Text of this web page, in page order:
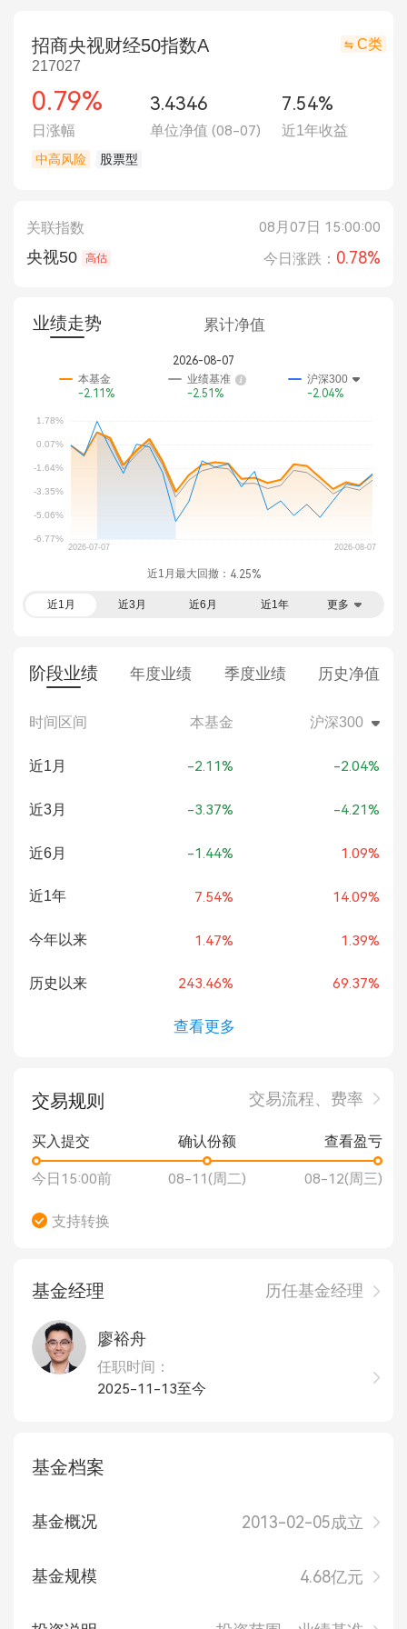
招商央视财经50指数A
217027
C类
0.79% 3.4346 7.54%
日涨幅 单位净值 (08-07) 近1年收益
中高风险 股票型
关联指数
央视50 高估
08月07日 15:00:00
今日涨跌： 0.78%
业绩走势 累计净值
2026-08-07
本基金
-2.11%
业绩基准
-2.51%
沪深300
-2.04%
近1月最大回撤： 4.25%
近1月 近3月 近6月 近1年 更多
阶段业绩 年度业绩 季度业绩 历史净值
时间区间 本基金 沪深300
近1月 -2.11% -2.04%
近3月 -3.37% -4.21%
近6月 -1.44% 1.09%
近1年 7.54% 14.09%
今年以来 1.47% 1.39%
历史以来 243.46% 69.37%
查看更多
交易规则 交易流程、费率
买入提交
今日15:00前
确认份额
08-11(周二)
查看盈亏
08-12(周三)
支持转换
基金经理 历任基金经理
廖裕舟
任职时间：
2025-11-13至今
基金档案
基金概况 2013-02-05成立
基金规模 4.68亿元